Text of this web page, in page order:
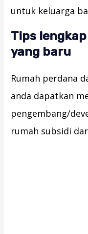
untuk keluarga
Tips
yang baru
Rumah perdana
anda dapatkan
pengembang/
rumah subsidi